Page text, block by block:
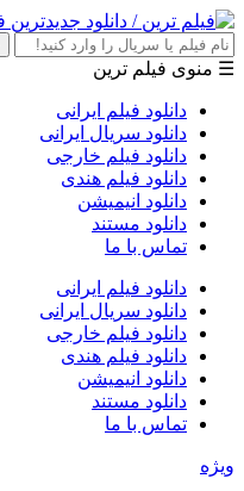
☰ منوی فیلم ترین
دانلود فیلم ایرانی
دانلود سریال ایرانی
دانلود فیلم خارجی
دانلود فیلم هندی
دانلود انیمیشن
دانلود مستند
تماس با ما
دانلود فیلم ایرانی
دانلود سریال ایرانی
دانلود فیلم خارجی
دانلود فیلم هندی
دانلود انیمیشن
دانلود مستند
تماس با ما
ویژه